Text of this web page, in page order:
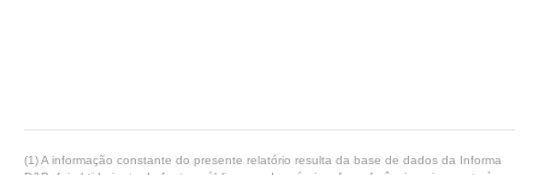
(1) A informação constante do presente relatório resulta da base de dados da Informa